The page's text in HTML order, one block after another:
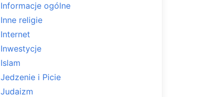
Informacje ogólne
Inne religie
Internet
Inwestycje
Islam
Jedzenie i Picie
Judaizm